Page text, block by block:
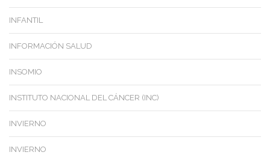
INFANTIL
INFORMACIÓN SALUD
INSOMIO
INSTITUTO NACIONAL DEL CÁNCER (INC)
INVIERNO
INVIERNO